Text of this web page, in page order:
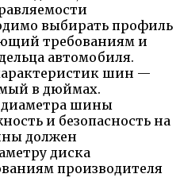
выбирать профиль
требованиям и
автомобиля.
шин —
в дюймах.
шины
и безопасность на
должен
диска
производителя